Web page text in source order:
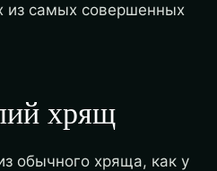
из самых совершенных
хрящ
обычного хряща, как у